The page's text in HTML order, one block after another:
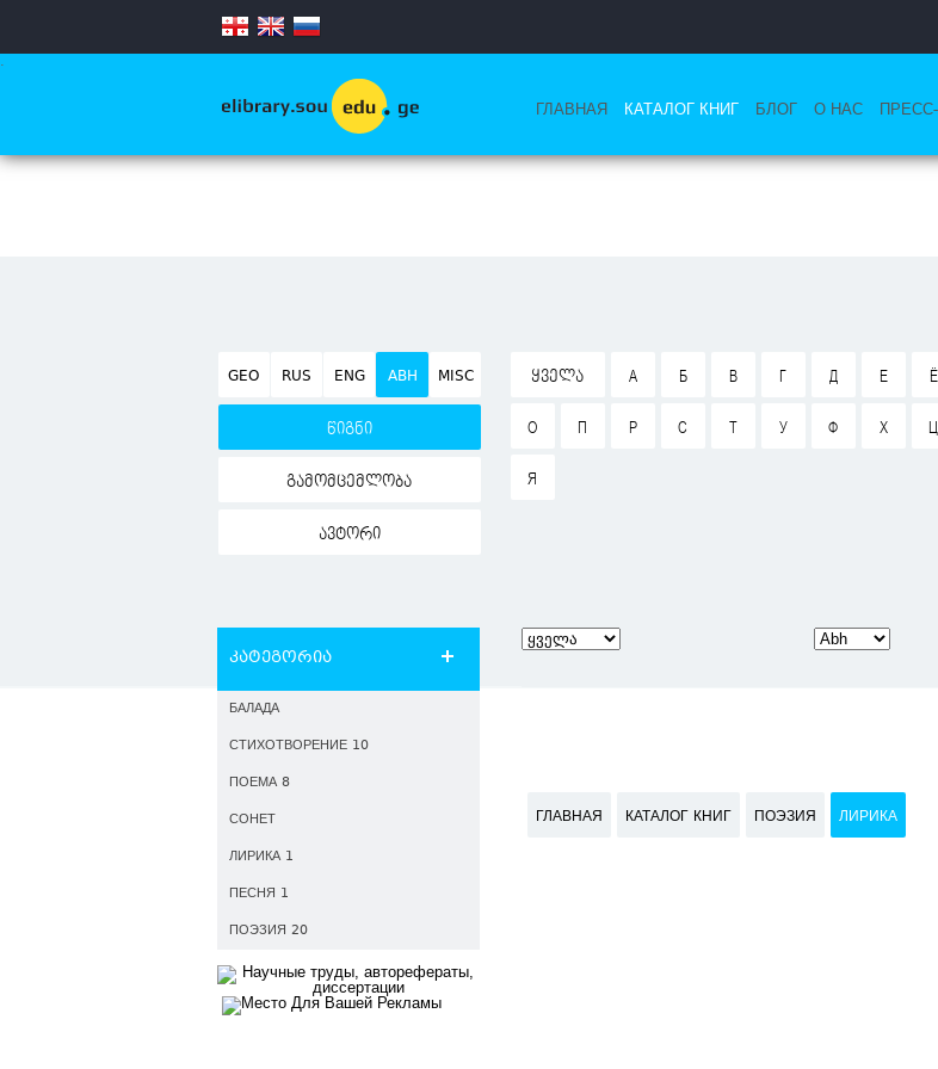
.
ГЛАВНАЯ КАТАЛОГ КНИГ БЛОГ О НАС
GEO RUS ENG ABH MISC
წიგნი
გამომცემლობა
ავტორი
ᲧᲕᲔᲚᲐ А Б В Г Д Е Ё
О П Р С Т У Ф Х Ц
Я
კატეგორია
БАЛАДА
СТИХОТВОРЕНИЕ 10
ПОЕМА 8
СОНЕТ
ЛИРИКА 1
ПЕСНЯ 1
ПОЭЗИЯ 20
ГЛАВНАЯ КАТАЛОГ КНИГ ПОЭЗИЯ ЛИРИКА